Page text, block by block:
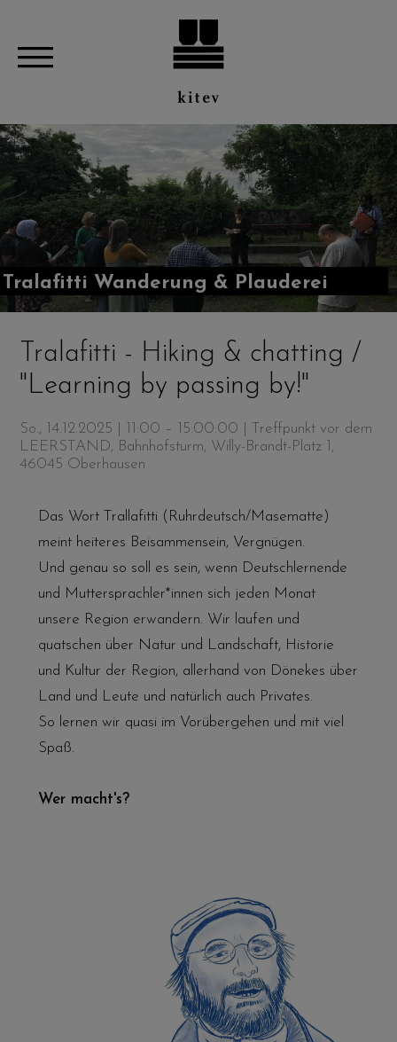
Tralafitti Wanderung & Plauderei
Tralafitti - Hiking & chatting /
"Learning by passing by!"
So., 14.12.2025 | 11:00 – 15:00:00 | Treffpunkt vor dem
LEERSTAND, Bahnhofsturm, Willy-Brandt-Platz 1,
46045 Oberhausen
Das Wort Trallafitti (Ruhrdeutsch/Masematte)
meint heiteres Beisammensein, Vergnügen.
Und genau so soll es sein, wenn Deutschlernende
und Muttersprachler*innen sich jeden Monat
unsere Region erwandern. Wir laufen und
quatschen über Natur und Landschaft, Historie
und Kultur der Region, allerhand von Dönekes über
Land und Leute und natürlich auch Privates.
So lernen wir quasi im Vorübergehen und mit viel
Spaß.
Wer macht's?